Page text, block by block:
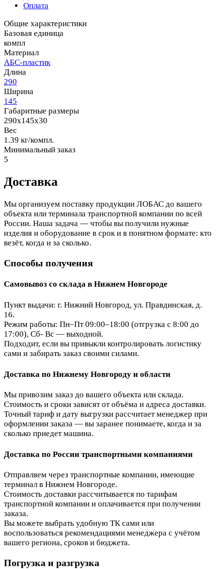
Оплата
Общие характеристики
Базовая единица
компл
Материал
АБС-пластик
Длина
290
Ширина
145
Габаритные размеры
290x145x30
Вес
1.39 кг/компл.
Минимальный заказ
5
Доставка
Мы организуем поставку продукции ЛОБАС до вашего
объекта или терминала транспортной компании по всей
России. Наша задача — чтобы вы получили нужные
изделия и оборудование в срок и в понятном формате: кто
везёт, когда и за сколько.
Способы получения
Самовывоз со склада в Нижнем Новгороде
Пункт выдачи: г. Нижний Новгород, ул. Правдинская, д.
16.
Режим работы: Пн–Пт 09:00–18:00 (отгрузка с 8:00 до
17:00), Сб- Вс — выходной.
Подходит, если вы привыкли контролировать логистику
сами и забирать заказ своими силами.
Доставка по Нижнему Новгороду и области
Мы привозим заказ до вашего объекта или склада.
Стоимость и сроки зависят от объёма и адреса доставки.
Точный тариф и дату выгрузки рассчитает менеджер при
оформлении заказа — вы заранее понимаете, когда и за
сколько приедет машина.
Доставка по России транспортными компаниями
Отправляем через транспортные компании, имеющие
терминал в Нижнем Новгороде.
Стоимость доставки рассчитывается по тарифам
транспортной компании и оплачивается при получении
заказа.
Вы можете выбрать удобную ТК сами или
воспользоваться рекомендациями менеджера с учётом
вашего региона, сроков и бюджета.
Погрузка и разгрузка